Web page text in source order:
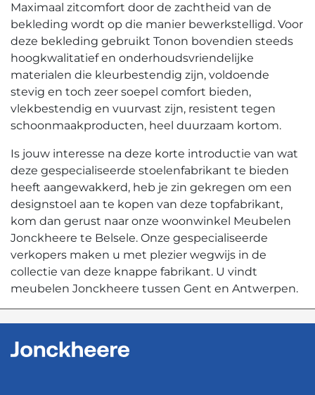
Maximaal zitcomfort door de zachtheid van de
bekleding wordt op die manier bewerkstelligd. Voor
deze bekleding gebruikt Tonon bovendien steeds
hoogkwalitatief en onderhoudsvriendelijke
materialen die kleurbestendig zijn, voldoende
stevig en toch zeer soepel comfort bieden,
vlekbestendig en vuurvast zijn, resistent tegen
schoonmaakproducten, heel duurzaam kortom.
Is jouw interesse na deze korte introductie van wat
deze gespecialiseerde stoelenfabrikant te bieden
heeft aangewakkerd, heb je zin gekregen om een
designstoel aan te kopen van deze topfabrikant,
kom dan gerust naar onze woonwinkel Meubelen
Jonckheere te Belsele. Onze gespecialiseerde
verkopers maken u met plezier wegwijs in de
collectie van deze knappe fabrikant. U vindt
meubelen Jonckheere tussen Gent en Antwerpen.